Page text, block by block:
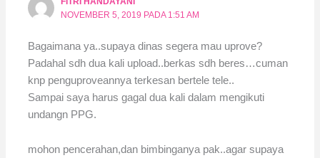
NOVEMBER 5, 2019 PADA 1:51 AM
Bagaimana ya..supaya dinas segera mau uprove?
Padahal sdh dua kali upload..berkas sdh beres…cuman
knp penguproveannya terkesan bertele tele..
Sampai saya harus gagal dua kali dalam mengikuti
undangn PPG.
mohon pencerahan,dan bimbinganya pak..agar supaya